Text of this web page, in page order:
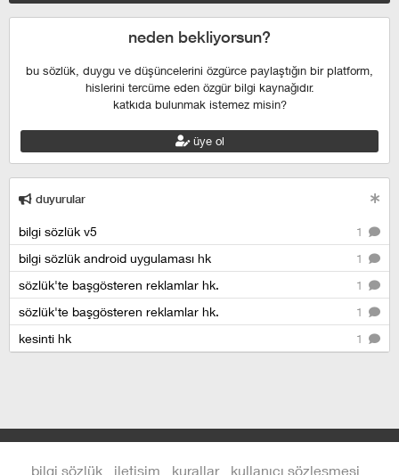
neden bekliyorsun?
bu sözlük, duygu ve düşüncelerini özgürce paylaştığın bir platform,
hislerini tercüme eden özgür bilgi kaynağıdır.
katkıda bulunmak istemez misin?
üye ol
duyurular
1
bilgi sözlük v5
1
bilgi sözlük android uygulaması hk
1
sözlük'te başgösteren reklamlar hk.
1
sözlük'te başgösteren reklamlar hk.
1
kesinti hk
bilgi sözlük iletişim kurallar kullanıcı sözleşmesi